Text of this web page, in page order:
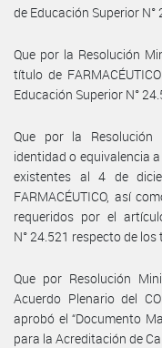
de Educación Superior N°
Que por la Resolución
título de
Educación Superior N°
Que por la
identidad o equivalencia
existentes al 4 de
FARMACÉUTICO, así
requeridos por el
N° 24.521 respecto de los
Que por Resolución
Acuerdo Plenario del
aprobó el “Documento
para la Acreditación de